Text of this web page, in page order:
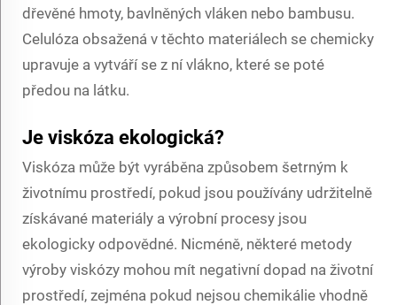
dřevěné hmoty, bavlněných vláken nebo bambusu.
Celulóza obsažená v těchto materiálech se chemicky
upravuje a vytváří se z ní vlákno, které se poté
předou na látku.
Je viskóza ekologická?
Viskóza může být vyráběna způsobem šetrným k
životnímu prostředí, pokud jsou používány udržitelně
získávané materiály a výrobní procesy jsou
ekologicky odpovědné. Nicméně, některé metody
výroby viskózy mohou mít negativní dopad na životní
prostředí, zejména pokud nejsou chemikálie vhodně